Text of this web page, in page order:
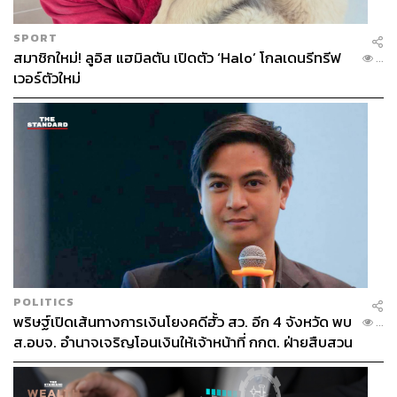
SPORT
สมาชิกใหม่! ลูอิส แฮมิลตัน เปิดตัว ‘Halo’ โกลเดนรีทรีฟ
เวอร์ตัวใหม่
...
POLITICS
พริษฐ์เปิดเส้นทางการเงินโยงคดีฮั้ว สว. อีก 4 จังหวัด พบ
ส.อบจ. อำนาจเจริญโอนเงินให้เจ้าหน้าที่ กกต. ฝ่ายสืบสวน
...